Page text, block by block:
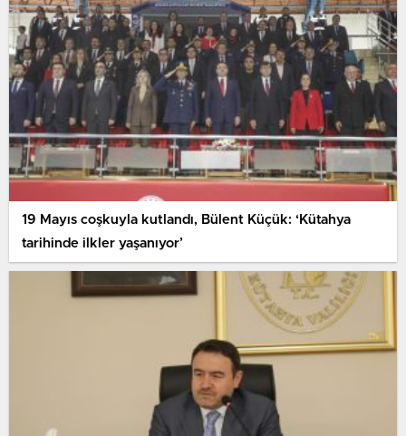
19 Mayıs coşkuyla kutlandı, Bülent Küçük: ‘Kütahya
tarihinde ilkler yaşanıyor’